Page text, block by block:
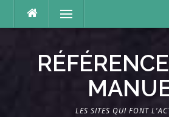
Menu
LES SITES QUI FONT